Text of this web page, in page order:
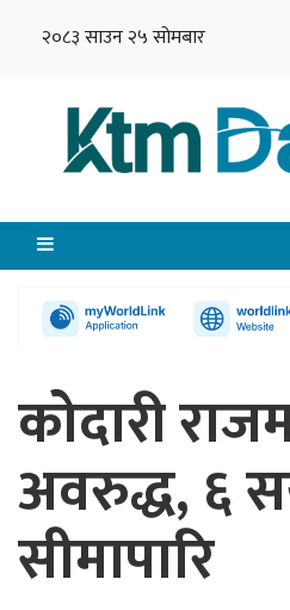
२०८३ साउन २५ सोमबार
कोदारी
अवरुद्ध, ६
सीमापारि